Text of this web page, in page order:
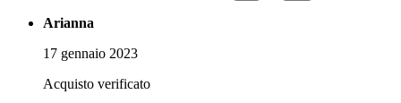
Arianna
17 gennaio 2023
Acquisto verificato